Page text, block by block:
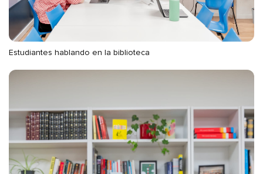
Estudiantes hablando en la biblioteca